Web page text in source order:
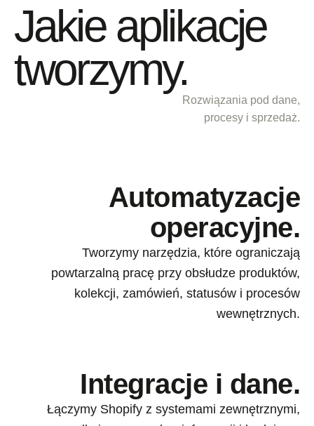
Jakie aplikacje
tworzymy.
Rozwiązania pod dane,
procesy i sprzedaż.
Automatyzacje
operacyjne.
Tworzymy narzędzia, które ograniczają
powtarzalną pracę przy obsłudze produktów,
kolekcji, zamówień, statusów i procesów
wewnętrznych.
Integracje i dane.
Łączymy Shopify z systemami zewnętrznymi,